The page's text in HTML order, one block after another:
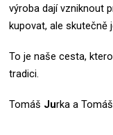
výroba dají vzniknout
kupovat, ale skutečně
To je naše cesta,
tradici.
Tomáš Jurka a Tomáš